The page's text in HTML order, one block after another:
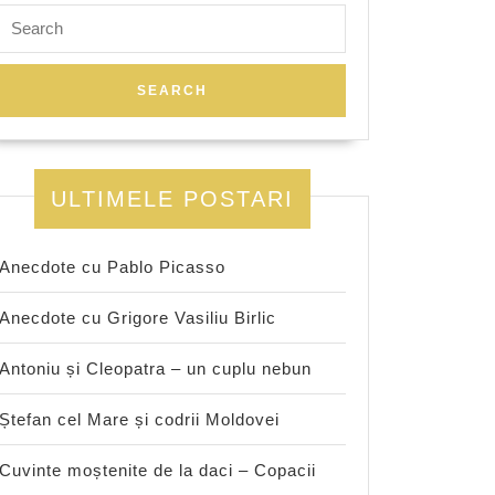
ULTIMELE POSTARI
Anecdote cu Pablo Picasso
Anecdote cu Grigore Vasiliu Birlic
Antoniu și Cleopatra – un cuplu nebun
Ștefan cel Mare și codrii Moldovei
Cuvinte moștenite de la daci – Copacii